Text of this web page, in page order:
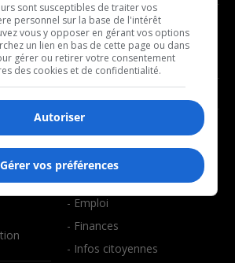
- Décompte franco
- Joué récemment
BALADOS
- Affaires
- Art de vivre
- Bien-être
- Emploi
- Finances
- Infos citoyennes
sont susceptibles de traiter vos
personnel sur la base de l'intérêt
vous y opposer en gérant vos options
un lien en bas de cette page ou dans
gérer ou retirer votre consentement
des cookies et de confidentialité.
Autoriser
Gérer vos préférences